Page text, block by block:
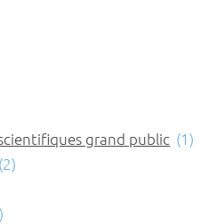
grand public (1)
(2)